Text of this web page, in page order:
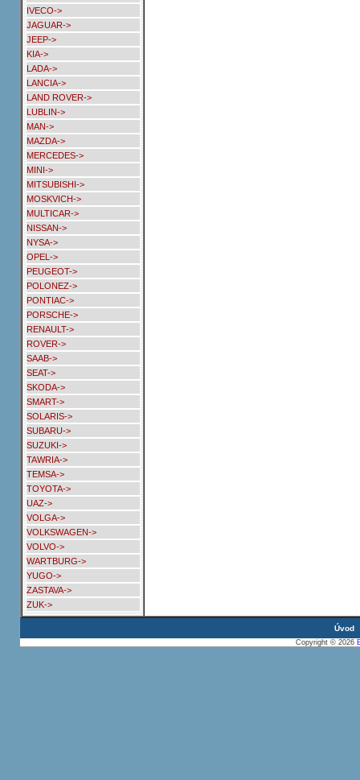
IVECO->
JAGUAR->
JEEP->
KIA->
LADA->
LANCIA->
LAND ROVER->
LUBLIN->
MAN->
MAZDA->
MERCEDES->
MINI->
MITSUBISHI->
MOSKVICH->
MULTICAR->
NISSAN->
NYSA->
OPEL->
PEUGEOT->
POLONEZ->
PONTIAC->
PORSCHE->
RENAULT->
ROVER->
SAAB->
SEAT->
SKODA->
SMART->
SOLARIS->
SUBARU->
SUZUKI->
TAWRIA->
TEMSA->
TOYOTA->
UAZ->
VOLGA->
VOLKSWAGEN->
VOLVO->
WARTBURG->
YUGO->
ZASTAVA->
ZUK->
Úvod
Copyright © 2026